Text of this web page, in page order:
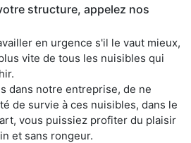
structure, appelez nos
en urgence s'il le vaut mieux,
vite de tous les nuisibles qui
dans notre entreprise, de ne
de survie à ces nuisibles, dans le
vous puissiez profiter du plaisir
et sans rongeur.